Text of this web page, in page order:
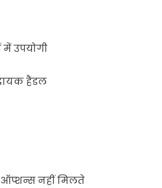
में उपयोगी
हैंडल
नहीं मिलते